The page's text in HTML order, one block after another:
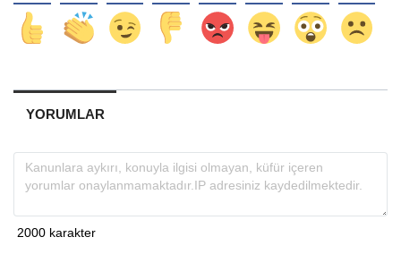
YORUMLAR